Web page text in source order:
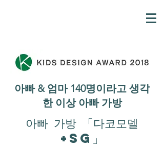
아빠 & 엄마 140명이라고 생각
한 이상 아빠 가방
아빠 가방 「다코모델
+SG」